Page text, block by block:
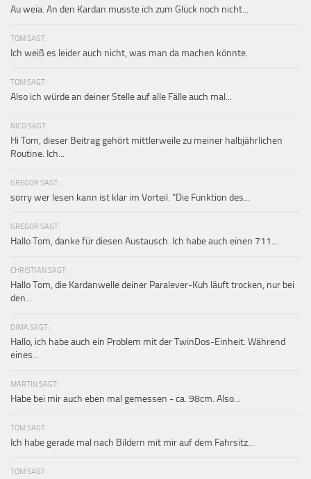
Au weia. An den Kardan musste ich zum Glück noch nicht...
TOM SAGT:
Ich weiß es leider auch nicht, was man da machen könnte.
TOM SAGT:
Also ich würde an deiner Stelle auf alle Fälle auch mal...
NICO SAGT:
Hi Tom, dieser Beitrag gehört mittlerweile zu meiner halbjährlichen
Routine. Ich...
GREGOR SAGT:
sorry wer lesen kann ist klar im Vorteil. "Die Funktion des...
GREGOR SAGT:
Hallo Tom, danke für diesen Austausch. Ich habe auch einen 711...
CHRISTIAN SAGT:
Hallo Tom, die Kardanwelle deiner Paralever-Kuh läuft trocken, nur bei
den...
DIMA SAGT:
Hallo, ich habe auch ein Problem mit der TwinDos-Einheit. Während
eines...
MARTIN SAGT:
Habe bei mir auch eben mal gemessen - ca. 98cm. Also...
TOM SAGT:
Ich habe gerade mal nach Bildern mit mir auf dem Fahrsitz...
TOM SAGT: